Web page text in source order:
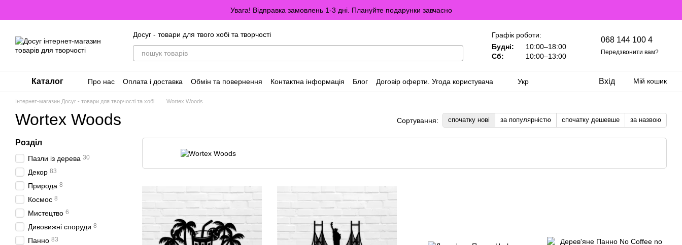
Увага! Відправка замовлень 1-3 дні. Плануйте подарунки завчасно
Досуг - товари для твого хобі та творчості
Графік роботи:
Будні:
10:00–18:00
Сб:
10:00–13:00
068 144 100 4
Передзвонити вам?
Каталог Про нас Оплата і доставка Обмін та повернення Контактна інформація Блог
Договір оферти. Угода користувача
Укр Вхід Мій кошик
Інтернет-магазин Досуг - товари для творчості та хобі Wortex Woods
Wortex Woods Сортування: спочатку нові за популярністю спочатку дешевше за назвою
Розділ
Пазли із дерева 30
Декор 83
Природа 8
Космос 8
Мистецтво 6
Дивовижні споруди 8
Панно 83